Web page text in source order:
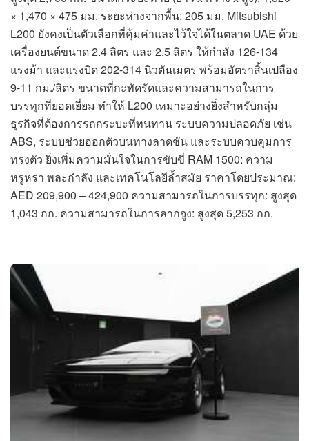
× 1,470 × 475 มม. ระยะห่างจากพื้น: 205 มม. Mitsubishi
L200 ยังคงเป็นตัวเลือกที่คุ้มค่าและไว้ใจได้ในตลาด UAE ด้วย
เครื่องยนต์ขนาด 2.4 ลิตร และ 2.5 ลิตร ให้กำลัง 126-134
แรงม้า และแรงบิด 202-314 นิวตันเมตร พร้อมอัตราสิ้นเปลือง
9-11 กม./ลิตร ขนาดที่กะทัดรัดและความสามารถในการ
บรรทุกที่ยอดเยี่ยม ทำให้ L200 เหมาะอย่างยิ่งสำหรับกลุ่ม
ธุรกิจที่ต้องการรถกระบะที่ทนทาน ระบบความปลอดภัย เช่น
ABS, ระบบช่วยออกตัวบนทางลาดชัน และระบบควบคุมการ
ทรงตัว ยิ่งเพิ่มความมั่นใจในการขับขี่ RAM 1500: ความ
หรูหรา พละกำลัง และเทคโนโลยีล้ำสมัย ราคาโดยประมาณ:
AED 209,900 – 424,900 ความสามารถในการบรรทุก: สูงสุด
1,043 กก. ความสามารถในการลากจูง: สูงสุด 5,253 กก.